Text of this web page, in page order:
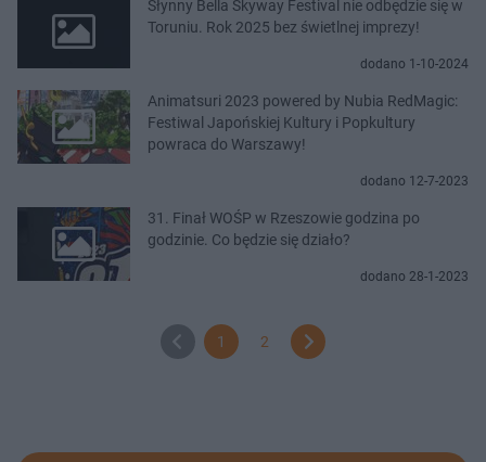
Słynny Bella Skyway Festival nie odbędzie się w
Toruniu. Rok 2025 bez świetlnej imprezy!
dodano 1-10-2024
Animatsuri 2023 powered by Nubia RedMagic:
Festiwal Japońskiej Kultury i Popkultury
powraca do Warszawy!
dodano 12-7-2023
31. Finał WOŚP w Rzeszowie godzina po
godzinie. Co będzie się działo?
dodano 28-1-2023
1 2